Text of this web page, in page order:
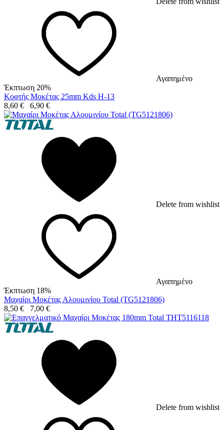
Αγαπημένο
Έκπτωση 20%
Κοφτής Μοκέτας 25mm Kds H-13
8,60 € 6,90 €
Delete from wishlist
Αγαπημένο
Έκπτωση 18%
Μαχαίρι Μοκέτας Αλουμινίου Total (TG5121806)
8,50 € 7,00 €
Delete from wishlist